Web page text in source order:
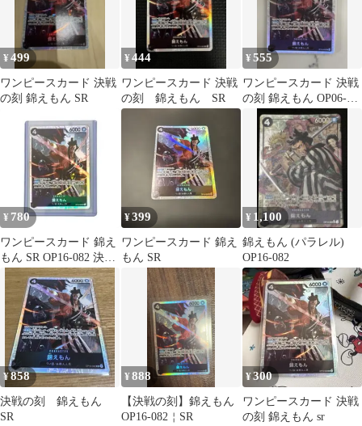
¥499
ワンピースカード 決戦
の刻 錦えもん SR
¥444
ワンピースカード 決戦
の刻 錦えもん SR
¥555
ワンピースカード 決戦
の刻 錦えもん OP06-
082 SR
¥ 780
ワンピースカード 錦え
もん SR OP16-082 決戦
の刻
¥399
ワンピースカード 錦え
もん SR
¥ 1,100
錦えもん (パラレル)
OP16-082
¥858
決戦の刻 錦えもん
SR
¥888
【決戦の刻】錦えもん
OP16-082￤SR
¥300
ワンピースカード 決戦
の刻 錦えもん sr